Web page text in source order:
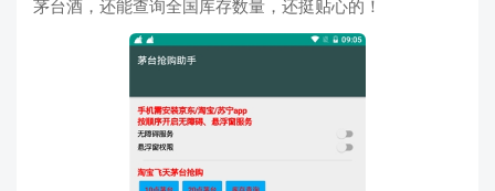
茅台酒，还能查询全国库存数量，还挺贴心的！